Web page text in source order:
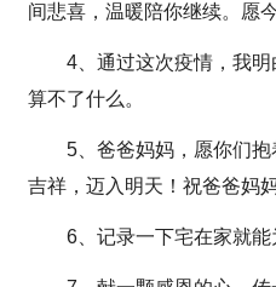
间悲喜，温暖陪你继续。愿
4、通过这次疫情，我明
算不了什么。
5、爸爸妈妈，愿你们抱
吉祥，迈入明天！祝爸爸妈
6、记录一下宅在家就能
谷雨快乐唯美语录以上(精选50句)